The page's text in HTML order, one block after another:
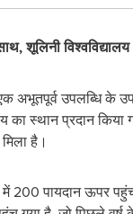
,शूलिनी
उपलब्धि के
का स्थान प्रदान
है।
में 200 पायदान ऊपर